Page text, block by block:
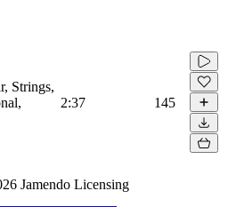
Strings,
2:37 145
Jamendo Licensing